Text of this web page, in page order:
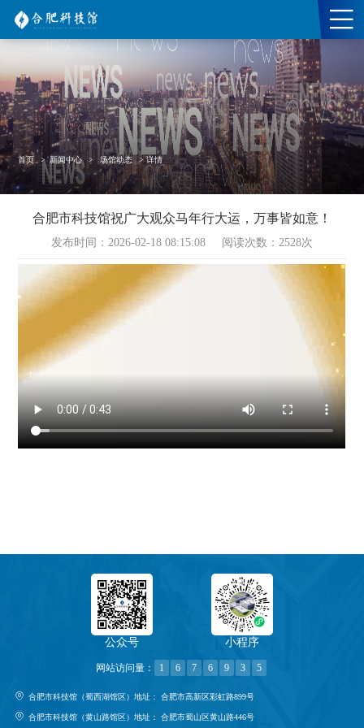
首页 > 新闻中心 > 场馆动态 >详情
合肥市科技馆祝广大观众马年行大运，万事皆如意！
发布时间：2026-02-18 08:15:08 阅读次数： 2528次
公众号 小程序
网站访问量： 1 6 7 6 9 3 5
合肥市科技馆（蜀西湖馆区）地址： 合肥市高新区彩虹路899号
合肥市科技馆（黄山路馆区）地址： 合肥市蜀山区黄山路446号